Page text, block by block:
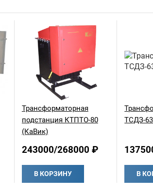
Трансформаторная
подстанция КТПТО-80
(КаВик)
243000/268000 ₽
В КОРЗИНУ
ТСДЗ-
В